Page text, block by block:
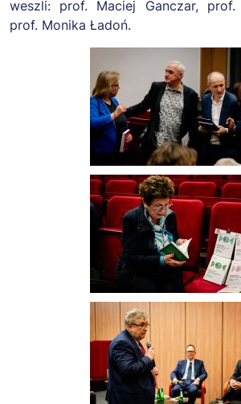
weszli: prof. Maciej Ganczar, prof.
prof. Monika Ładoń.